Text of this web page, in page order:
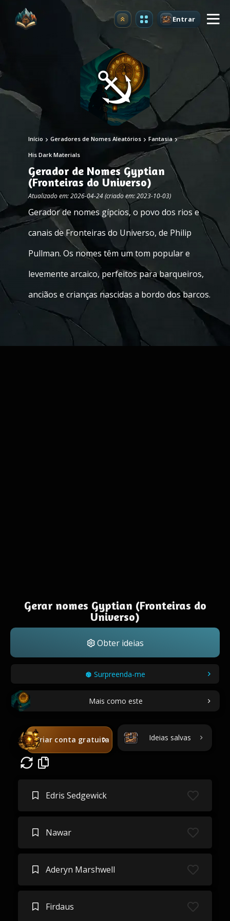
Atualizar Entrar
Início Geradores de Nomes Aleatórios Fantasia
His Dark Materials
Gerador de Nomes Gyptian
(Fronteiras do Universo)
Atualizado em: 2026-04-24 (criado em: 2023-10-03)
Gerador de nomes gípcios, o povo dos rios e
canais de Fronteiras do Universo, de Philip
Pullman. Os nomes têm um tom popular e
levemente arcaico, perfeitos para barqueiros,
anciãos e crianças nascidas a bordo dos barcos.
Gerar nomes Gyptian (Fronteiras do
Universo)
Obter ideias
Surpreenda-me
Mais como este
Criar conta gratuita Ideias salvas
Edris Sedgewick
Nawar
Aderyn Marshwell
Firdaus